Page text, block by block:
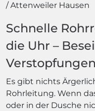
Attenweiler Hausen
Schnelle
die Uhr –
Es gibt nichts
Rohrleitung. Wenn
oder in der Dusche